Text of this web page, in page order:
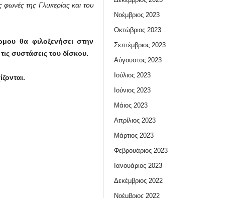
φωνές της Γλυκερίας και του
θα φιλοξενήσει στην
συστάσεις του δίσκου.
Νοέμβριος 2023
Οκτώβριος 2023
Σεπτέμβριος 2023
Αύγουστος 2023
Ιούλιος 2023
Ιούνιος 2023
Μάιος 2023
Απρίλιος 2023
Μάρτιος 2023
Φεβρουάριος 2023
Ιανουάριος 2023
Δεκέμβριος 2022
Νοέμβριος 2022